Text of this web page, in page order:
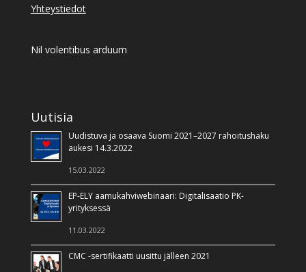
Yhteystiedot
Nil volentibus arduum
Uutisia
Uudistuva ja osaava Suomi 2021–2027 rahoitushaku
aukesi 14.3.2022
15.03.2022
EP-ELY aamukahviwebinaari: Digitalisaatio PK-
yrityksessä
11.03.2022
CMC -sertifikaatti uusittu jälleen 2021